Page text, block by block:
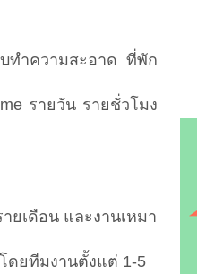
ทำความสะอาด ที่พัก
รายวัน รายชั่วโมง
ยเดือน และงานเหมา
ดยทีมงานตั้งแต่ 1-5